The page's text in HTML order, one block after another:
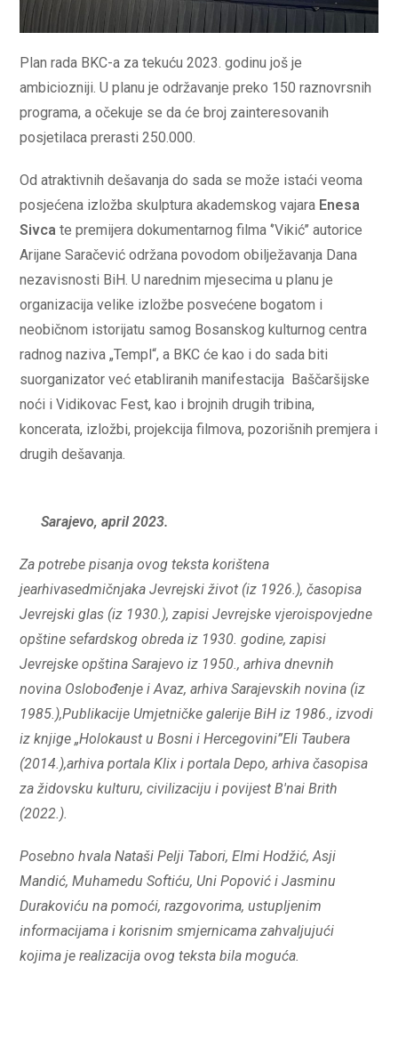
Plan rada BKC-a za tekuću 2023. godinu još je
ambiciozniji. U planu je održavanje preko 150 raznovrsnih
programa, a očekuje se da će broj zainteresovanih
posjetilaca prerasti 250.000.
Od atraktivnih dešavanja do sada se može istaći veoma
posjećena izložba skulptura akademskog vajara Enesa
Sivca te premijera dokumentarnog filma ‘’Vikić’’ autorice
Arijane Saračević održana povodom obilježavanja Dana
nezavisnosti BiH. U narednim mjesecima u planu je
organizacija velike izložbe posvećene bogatom i
neobičnom istorijatu samog Bosanskog kulturnog centra
radnog naziva „Templ“, a BKC će kao i do sada biti
suorganizator već etabliranih manifestacija Baščaršijske
noći i Vidikovac Fest, kao i brojnih drugih tribina,
koncerata, izložbi, projekcija filmova, pozorišnih premjera i
drugih dešavanja.
Sarajevo, april 2023.
Za potrebe pisanja ovog teksta korištena
jearhivasedmičnjaka Jevrejski život (iz 1926.), časopisa
Jevrejski glas (iz 1930.), zapisi Jevrejske vjeroispovjedne
opštine sefardskog obreda iz 1930. godine, zapisi
Jevrejske opština Sarajevo iz 1950., arhiva dnevnih
novina Oslobođenje i Avaz, arhiva Sarajevskih novina (iz
1985.),Publikacije Umjetničke galerije BiH iz 1986., izvodi
iz knjige „Holokaust u Bosni i Hercegovini”Eli Taubera
(2014.),arhiva portala Klix i portala Depo, arhiva časopisa
za židovsku kulturu, civilizaciju i povijest B'nai Brith
(2022.).
Posebno hvala Nataši Pelji Tabori, Elmi Hodžić, Asji
Mandić, Muhamedu Softiću, Uni Popović i Jasminu
Durakoviću na pomoći, razgovorima, ustupljenim
informacijama i korisnim smjernicama zahvaljujući
kojima je realizacija ovog teksta bila moguća.